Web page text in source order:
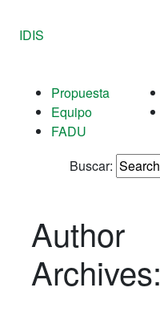
IDIS
Propuesta
Equipo
FADU
Buscar:
Author
Archives: